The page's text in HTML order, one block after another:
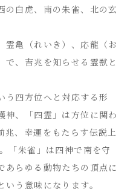
の白虎、南の朱雀、北の玄
霊亀（れいき）、応龍（お
で、吉兆を知らせる霊獣と
う四方位へと対応する形
神、「四霊」は方位に関わ
兆、幸運をもたらす伝説上
「朱雀」は四神で南を守
あらゆる動物たちの頂点に
う意味になります。